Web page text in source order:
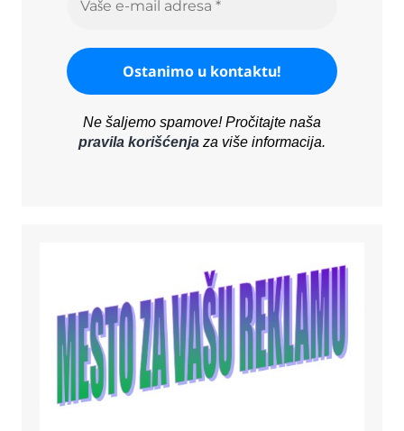
Ne šaljemo spamove! Pročitajte naša
pravila korišćenjaza više informacija.